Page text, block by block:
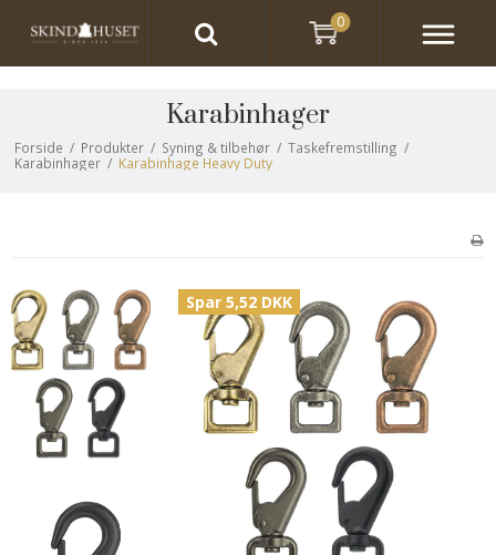
Karabinhager
Forside / Produkter / Syning & tilbehør / Taskefremstilling /
Karabinhager / Karabinhage Heavy Duty
Spar 5,52 DKK
0